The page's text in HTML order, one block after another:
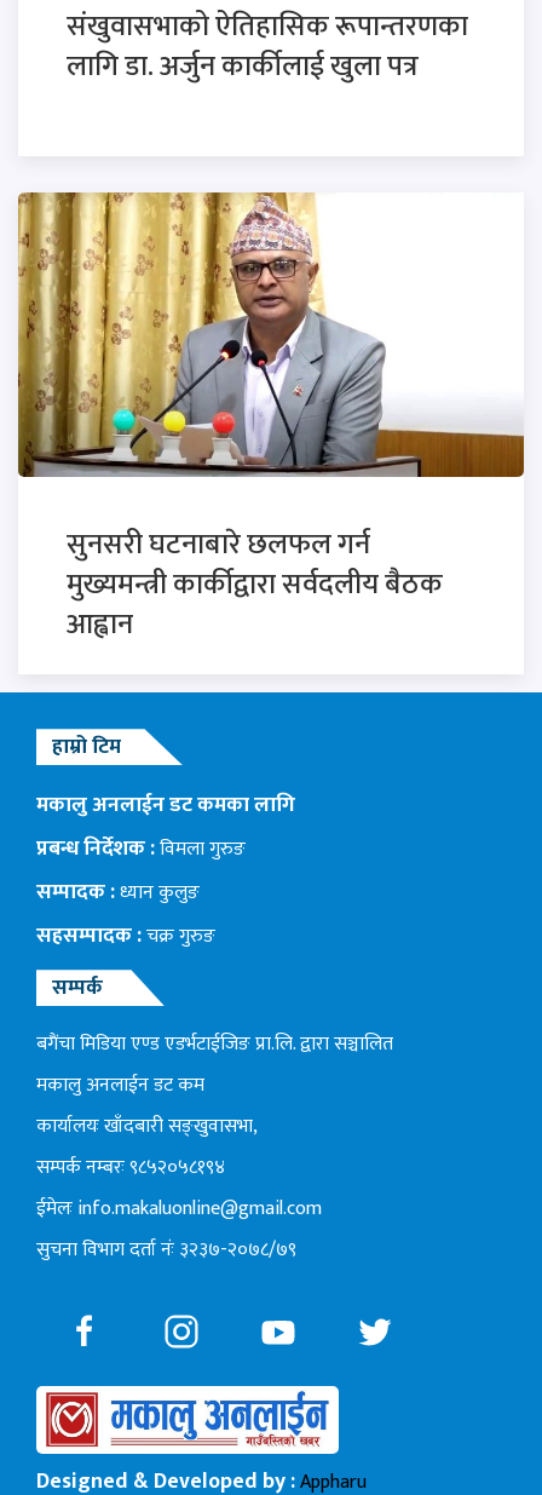
संखुवासभाको ऐतिहासिक रूपान्तरणका
लागि डा. अर्जुन कार्कीलाई खुला पत्र
सुनसरी घटनाबारे छलफल गर्न
मुख्यमन्त्री कार्कीद्वारा सर्वदलीय बैठक
आह्वान
हाम्रो टिम
मकालु अनलाईन डट कमका लागि
प्रबन्ध निर्देशक :विमला गुरुङ
सम्पादक :ध्यान कुलुङ
सहसम्पादक :चक्र गुरुङ
सम्पर्क
बगैंचा मिडिया एण्ड एडर्भटाईजिङ प्रा.लि. द्वारा सञ्चालित
मकालु अनलाईन डट कम
कार्यालयः खाँदबारी सङ्खुवासभा,
सम्पर्क नम्बरः ९८५२०५८१९४
ईमेलःinfo.makaluonline@gmail.com
सुचना विभाग दर्ता नंः ३२३७-२०७८/७९
Designed & Developed by :Appharu